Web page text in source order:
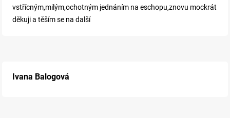
vstřícným,milým,ochotným jednáním na eschopu,znovu mockrát
děkuji a těším se na další
Ivana Balogová